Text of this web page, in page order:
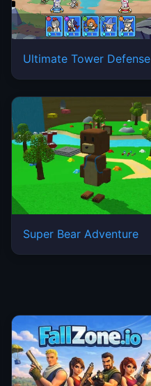
Ultimate Tower Defense
Super Bear Adventure